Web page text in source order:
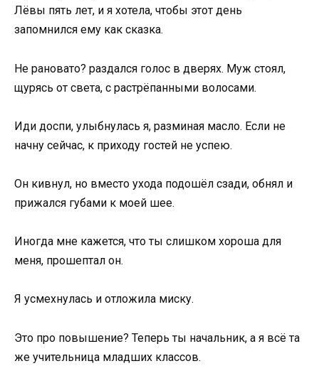
Лёвы пять лет, и я хотела, чтобы этот день
запомнился ему как сказка.
Не рановато? раздался голос в дверях. Муж стоял,
щурясь от света, с растрёпанными волосами.
Иди доспи, улыбнулась я, разминая масло. Если не
начну сейчас, к приходу гостей не успею.
Он кивнул, но вместо ухода подошёл сзади, обнял и
прижался губами к моей шее.
Иногда мне кажется, что ты слишком хороша для
меня, прошептал он.
Я усмехнулась и отложила миску.
Это про повышение? Теперь ты начальник, а я всё та
же учительница младших классов.